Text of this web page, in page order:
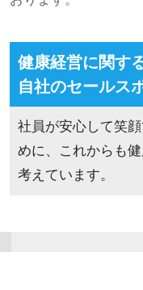
健康経営に関す
自社のセールス
社員が安心して笑
めに、これからも
考えています。